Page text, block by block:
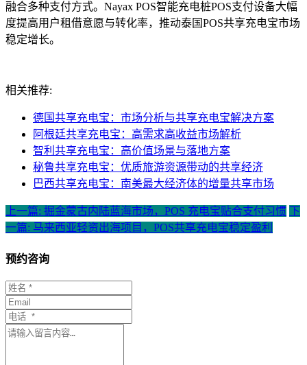
融合多种支付方式。Nayax POS智能充电桩POS支付设备大幅
度提高用户租借意愿与转化率，推动泰国POS共享充电宝市场
稳定增长。
相关推荐:
德国共享充电宝：市场分析与共享充电宝解决方案
阿根廷共享充电宝：高需求高收益市场解析
智利共享充电宝：高价值场景与落地方案
秘鲁共享充电宝：优质旅游资源带动的共享经济
巴西共享充电宝：南美最大经济体的增量共享市场
上一篇: 掘金蒙古内陆蓝海市场，POS 充电宝贴合支付习惯 下
一篇: 马来西亚轻资出海项目，POS共享充电宝稳定盈利
预约咨询